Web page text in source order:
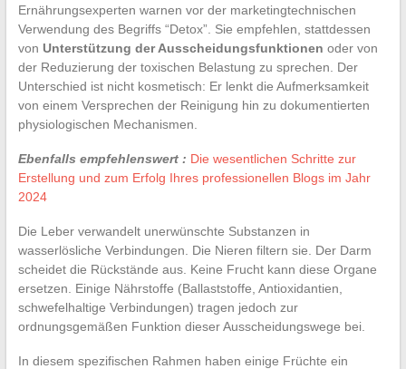
Ernährungsexperten warnen vor der marketingtechnischen
Verwendung des Begriffs “Detox”. Sie empfehlen, stattdessen
von Unterstützung der Ausscheidungsfunktionen oder von
der Reduzierung der toxischen Belastung zu sprechen. Der
Unterschied ist nicht kosmetisch: Er lenkt die Aufmerksamkeit
von einem Versprechen der Reinigung hin zu dokumentierten
physiologischen Mechanismen.
Ebenfalls empfehlenswert : Die wesentlichen Schritte zur
Erstellung und zum Erfolg Ihres professionellen Blogs im Jahr
2024
Die Leber verwandelt unerwünschte Substanzen in
wasserlösliche Verbindungen. Die Nieren filtern sie. Der Darm
scheidet die Rückstände aus. Keine Frucht kann diese Organe
ersetzen. Einige Nährstoffe (Ballaststoffe, Antioxidantien,
schwefelhaltige Verbindungen) tragen jedoch zur
ordnungsgemäßen Funktion dieser Ausscheidungswege bei.
In diesem spezifischen Rahmen haben einige Früchte ein